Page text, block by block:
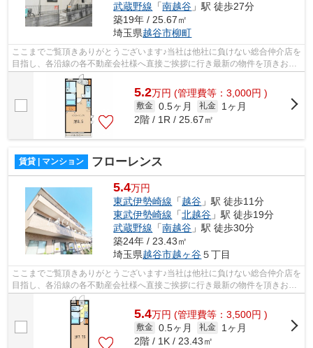
武蔵野線 「南越谷 」駅 徒歩27分
築19年 / 25.67㎡
埼玉県越谷市柳町
ここまでご覧頂きありがとうございます♪当社は他社に負けない総合仲介店を
目指し、各沿線の各不動産会社様へ直接ご挨拶に行き最新の物件を頂きお客
様へ提供しております！最新の情報は...
5.2万円 (管理費等：3,000円 )
敷金 0.5ヶ月 礼金
1ヶ月
2階 / 1R / 25.67㎡
賃貸 | マンション フローレンス
5.4万円
東武伊勢崎線 「越谷 」駅 徒歩11分
東武伊勢崎線 「北越谷 」駅 徒歩19分
武蔵野線 「南越谷 」駅 徒歩30分
築24年 / 23.43㎡
埼玉県越谷市越ヶ谷５丁目
ここまでご覧頂きありがとうございます♪当社は他社に負けない総合仲介店を
目指し、各沿線の各不動産会社様へ直接ご挨拶に行き最新の物件を頂きお客
様へ提供しております！最新の情報は...
5.4万円 (管理費等：3,500円 )
敷金 0.5ヶ月 礼金
1ヶ月
2階 / 1K / 23.43㎡